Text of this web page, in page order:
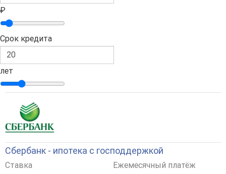
₽
Срок кредита
лет
Сбербанк - ипотека с господдержкой
Ставка
Ежемесячный платёж